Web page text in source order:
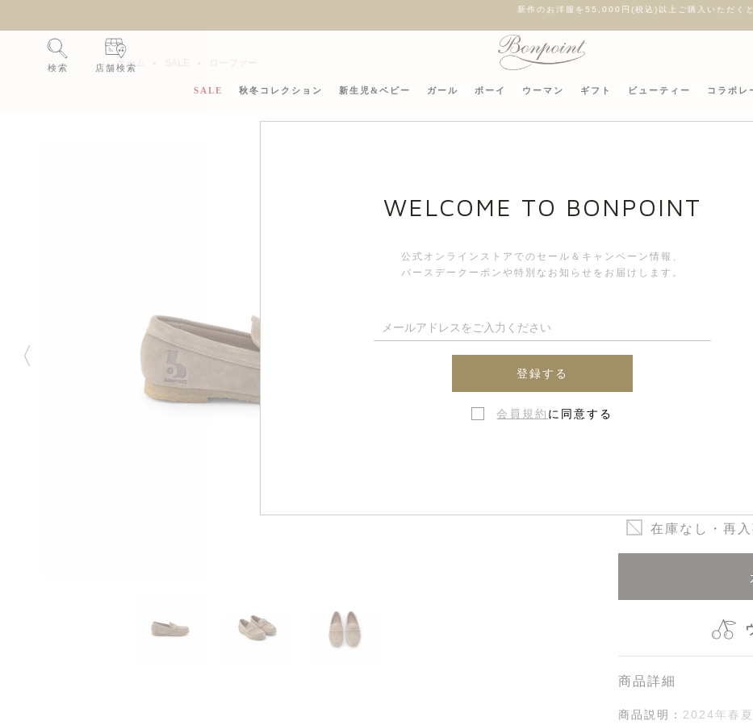
新作のお洋服を55,000円(税込)以上ご購入いただくとオリジナルチャームをプレゼント
検索 店舗検索
SALE 秋冬コレクション 新生児&ベビー ガール ボーイ ウーマン ギフト ビューティー コラボレ
ホーム
sale
在庫なし・再
商品詳細
商品説明： 2024年春
WELCOME TO BONPOINT
公式オンラインストアでのセール＆キャンペーン情報、
バースデークーポンや特別なお知らせをお届けします。
登録する
会員規約 に同意する